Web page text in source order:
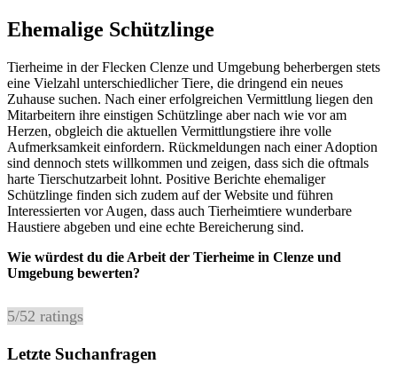
Ehemalige Schützlinge
Tierheime in der Flecken Clenze und Umgebung beherbergen stets
eine Vielzahl unterschiedlicher Tiere, die dringend ein neues
Zuhause suchen. Nach einer erfolgreichen Vermittlung liegen den
Mitarbeitern ihre einstigen Schützlinge aber nach wie vor am
Herzen, obgleich die aktuellen Vermittlungstiere ihre volle
Aufmerksamkeit einfordern. Rückmeldungen nach einer Adoption
sind dennoch stets willkommen und zeigen, dass sich die oftmals
harte Tierschutzarbeit lohnt. Positive Berichte ehemaliger
Schützlinge finden sich zudem auf der Website und führen
Interessierten vor Augen, dass auch Tierheimtiere wunderbare
Haustiere abgeben und eine echte Bereicherung sind.
Wie würdest du die Arbeit der Tierheime in Clenze und
Umgebung bewerten?
5/52 ratings
Letzte Suchanfragen